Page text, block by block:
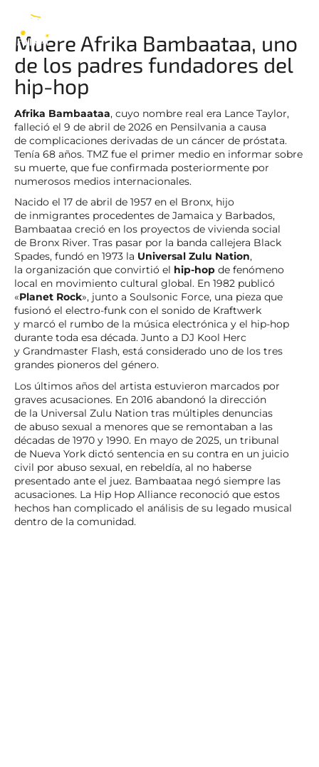
Muere Afrika Bambaataa, uno
de los padres fundadores del
hip-hop
Afrika Bambaataa, cuyo nombre real era Lance Taylor,
falleció el 9 de abril de 2026 en Pensilvania a causa
de complicaciones derivadas de un cáncer de próstata.
Tenía 68 años. TMZ fue el primer medio en informar sobre
su muerte, que fue confirmada posteriormente por
numerosos medios internacionales.
Nacido el 17 de abril de 1957 en el Bronx, hijo
de inmigrantes procedentes de Jamaica y Barbados,
Bambaataa creció en los proyectos de vivienda social
de Bronx River. Tras pasar por la banda callejera Black
Spades, fundó en 1973 la Universal Zulu Nation,
la organización que convirtió el hip-hop de fenómeno
local en movimiento cultural global. En 1982 publicó
«Planet Rock», junto a Soulsonic Force, una pieza que
fusionó el electro-funk con el sonido de Kraftwerk
y marcó el rumbo de la música electrónica y el hip-hop
durante toda esa década. Junto a DJ Kool Herc
y Grandmaster Flash, está considerado uno de los tres
grandes pioneros del género.
Los últimos años del artista estuvieron marcados por
graves acusaciones. En 2016 abandonó la dirección
de la Universal Zulu Nation tras múltiples denuncias
de abuso sexual a menores que se remontaban a las
décadas de 1970 y 1990. En mayo de 2025, un tribunal
de Nueva York dictó sentencia en su contra en un juicio
civil por abuso sexual, en rebeldía, al no haberse
presentado ante el juez. Bambaataa negó siempre las
acusaciones. La Hip Hop Alliance reconoció que estos
hechos han complicado el análisis de su legado musical
dentro de la comunidad.